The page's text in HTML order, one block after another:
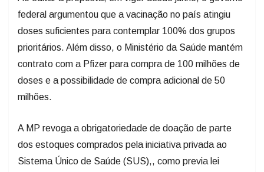
federal argumentou que a vacinação no país atingiu
doses suficientes para contemplar 100% dos grupos
prioritários. Além disso, o Ministério da Saúde mantém
contrato com a Pfizer para compra de 100 milhões de
doses e a possibilidade de compra adicional de 50
milhões.
A MP revoga a obrigatoriedade de doação de parte
dos estoques comprados pela iniciativa privada ao
Sistema Único de Saúde (SUS),, como previa lei